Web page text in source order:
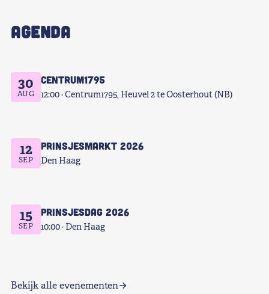
AGENDA
30
AUG
Centrum1795
12:00 Centrum1795, Heuvel 2 te Oosterhout (NB)
12
SEP
Prinsjesmarkt 2026
Den Haag
15
SEP
Prinsjesdag 2026
10:00 Den Haag
Bekijk alle evenementen